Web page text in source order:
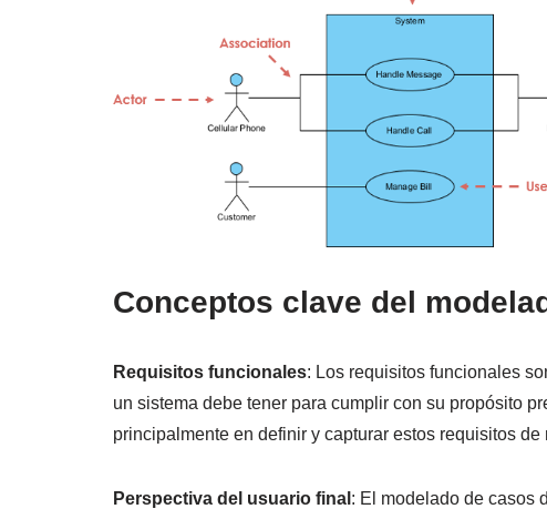
Conceptos clave del
Requisitos funcionales: Los requisitos funcionales
un sistema debe tener para cumplir con su propósito
principalmente en definir y capturar estos requisitos de
Perspectiva del usuario final : El modelado de casos